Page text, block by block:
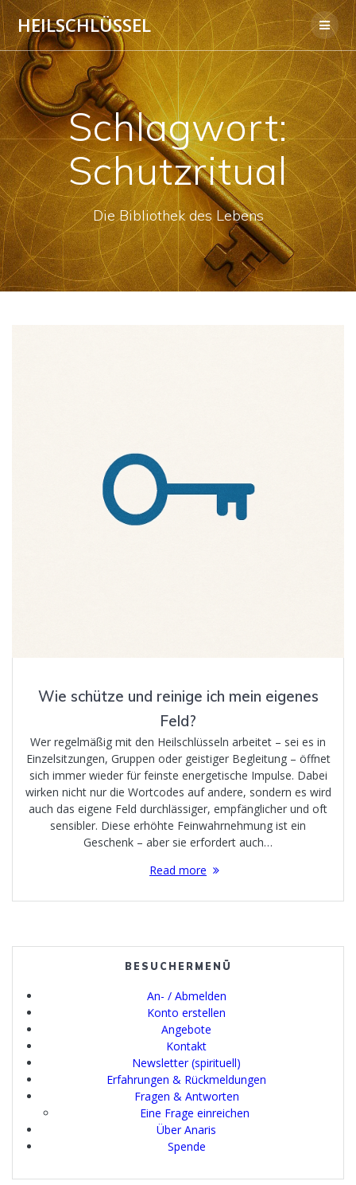
Skip
to
content
HEILSCHLÜSSEL
Schlagwort:
Schutzritual
Die Bibliothek des Lebens
Wie schütze und reinige ich mein eigenes
Feld?
Wer regelmäßig mit den Heilschlüsseln arbeitet – sei es in
Einzelsitzungen, Gruppen oder geistiger Begleitung – öffnet
sich immer wieder für feinste energetische Impulse. Dabei
wirken nicht nur die Wortcodes auf andere, sondern es wird
auch das eigene Feld durchlässiger, empfänglicher und oft
sensibler. Diese erhöhte Feinwahrnehmung ist ein
Geschenk – aber sie erfordert auch…
Read more
BESUCHERMENÜ
An- / Abmelden
Konto erstellen
Angebote
Kontakt
Newsletter (spirituell)
Erfahrungen & Rückmeldungen
Fragen & Antworten
Eine Frage einreichen
Über Anaris
Spende